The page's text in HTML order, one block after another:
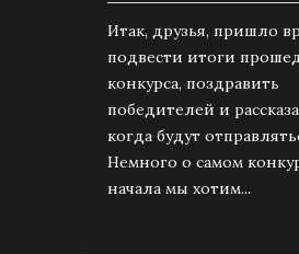
Итак, друзья, пришло
подвести итоги
конкурса, поздравить
победителей и
когда будут
Немного о самом
начала мы хотим...